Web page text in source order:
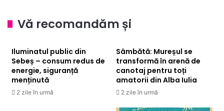
Vă recomandăm și
Iluminatul public din
Sebeș – consum redus de
energie, siguranță
menținută
2 zile în urmă
Sâmbătă: Mureșul se
transformă în arenă de
canotaj pentru toți
amatorii din Alba Iulia
2 zile în urmă